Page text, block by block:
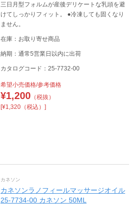
三日月型フォルムが産後デリケートな乳頭を避
けてしっかりフィット。 ●冷凍しても固くなり
ません。
在庫：お取り寄せ商品
納期：通常5営業日以内に出荷
カタログコード：25-7732-00
希望小売価格/参考価格
¥1,200（税抜）
[¥1,320（税込）]
カネソン
カネソンラノフィールマッサージオイル
25-7734-00 カネソン 50ML